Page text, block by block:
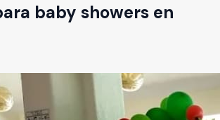
baby showers en